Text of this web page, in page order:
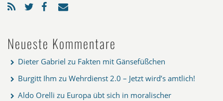
Neueste Kommentare
Dieter Gabriel zu Fakten mit Gänsefüßchen
Burgitt Ihm zu Wehrdienst 2.0 – Jetzt wird’s amtlich!
Aldo Orelli zu Europa übt sich in moralischer